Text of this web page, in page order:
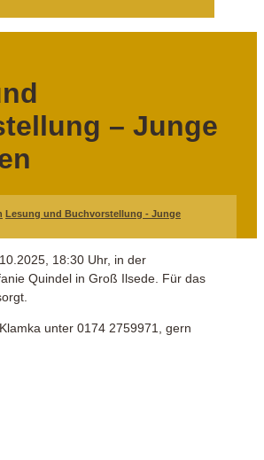
– Junge
Lesung und Buchvorstellung - Junge
18:30 Uhr, in der
Quindel in Groß Ilsede. Für das
unter 0174 2759971, gern